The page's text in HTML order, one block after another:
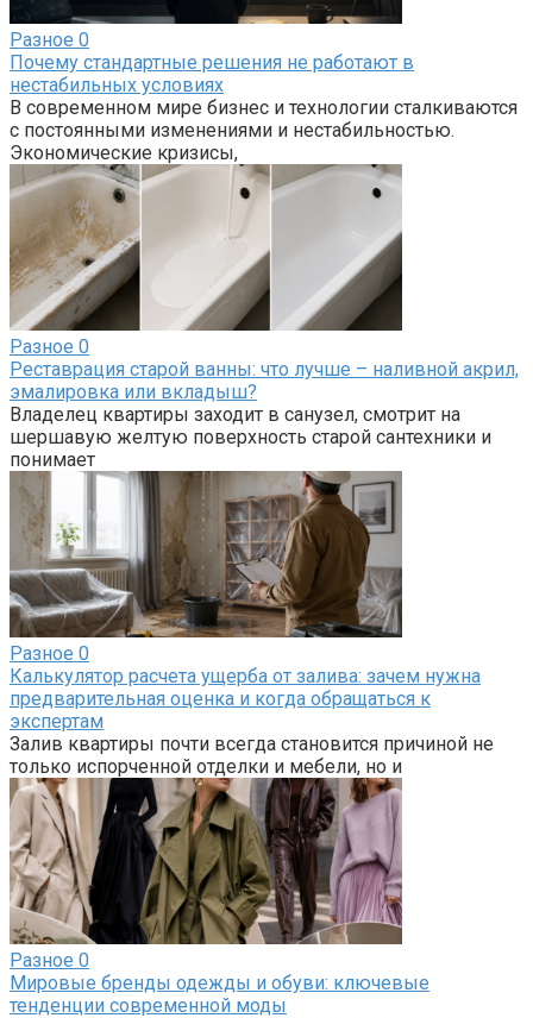
Разное 0
Почему стандартные решения не работают в
нестабильных условиях
В современном мире бизнес и технологии сталкиваются
с постоянными изменениями и нестабильностью.
Экономические кризисы,
Разное 0
Реставрация старой ванны: что лучше – наливной акрил,
эмалировка или вкладыш?
Владелец квартиры заходит в санузел, смотрит на
шершавую желтую поверхность старой сантехники и
понимает
Разное 0
Калькулятор расчета ущерба от залива: зачем нужна
предварительная оценка и когда обращаться к
экспертам
Залив квартиры почти всегда становится причиной не
только испорченной отделки и мебели, но и
Разное 0
Мировые бренды одежды и обуви: ключевые
тенденции современной моды